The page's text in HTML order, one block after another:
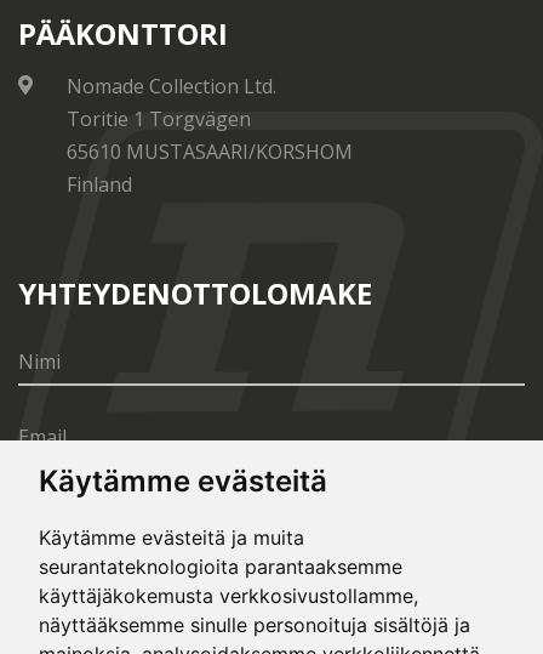
Käytämme evästeitä
Käytämme evästeitä ja muita
seurantateknologioita parantaaksemme
käyttäjäkokemusta verkkosivustollamme,
näyttääksemme sinulle personoituja sisältöjä ja
PÄÄKONTTORI
Nomade Collection Ltd.
Toritie 1 Torgvägen
65610 MUSTASAARI/KORSHOM
Finland
YHTEYDENOTTOLOMAKE
LÄHETÄ